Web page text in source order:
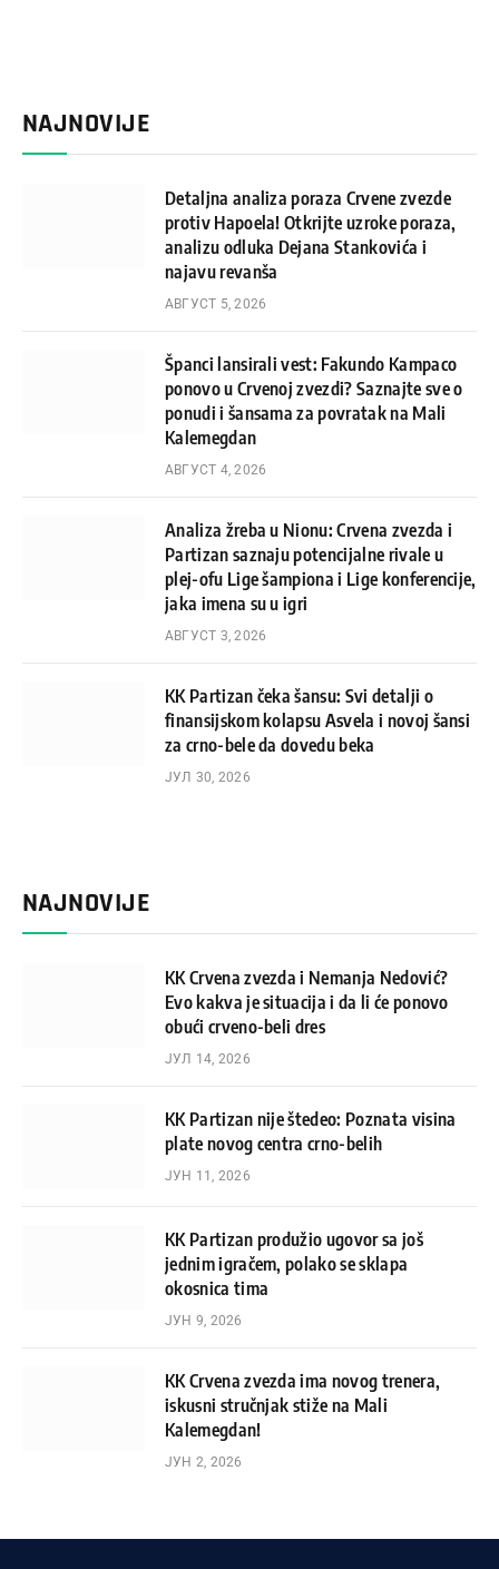
NAJNOVIJE
Detaljna analiza poraza Crvene zvezde
protiv Hapoela! Otkrijte uzroke poraza,
analizu odluka Dejana Stankovića i
najavu revanša
АВГУСТ 5, 2026
Španci lansirali vest: Fakundo Kampaco
ponovo u Crvenoj zvezdi? Saznajte sve o
ponudi i šansama za povratak na Mali
Kalemegdan
АВГУСТ 4, 2026
Analiza žreba u Nionu: Crvena zvezda i
Partizan saznaju potencijalne rivale u
plej-ofu Lige šampiona i Lige konferencije,
jaka imena su u igri
АВГУСТ 3, 2026
KK Partizan čeka šansu: Svi detalji o
finansijskom kolapsu Asvela i novoj šansi
za crno-bele da dovedu beka
ЈУЛ 30, 2026
NAJNOVIJE
KK Crvena zvezda i Nemanja Nedović?
Evo kakva je situacija i da li će ponovo
obući crveno-beli dres
ЈУЛ 14, 2026
KK Partizan nije štedeo: Poznata visina
plate novog centra crno-belih
ЈУН 11, 2026
KK Partizan produžio ugovor sa još
jednim igračem, polako se sklapa
okosnica tima
ЈУН 9, 2026
KK Crvena zvezda ima novog trenera,
iskusni stručnjak stiže na Mali
Kalemegdan!
ЈУН 2, 2026